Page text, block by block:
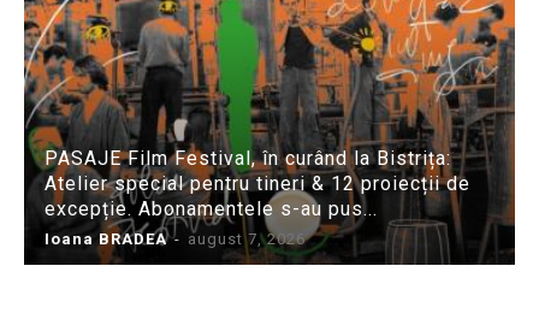
PASAJE Film Festival, în curând la Bistrița:
Atelier special pentru tineri & 12 proiecții de
excepție. Abonamentele s-au pus...
Ioana BRADEA - august 7, 2026